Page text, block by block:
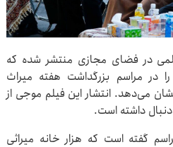
در فضای مجازی منتشر شده که
در مراسم بزرگداشت هفته میراث
می‌دهد. انتشار این فیلم موجی از
داشته است.
گفته است که هزار خانه میراثی